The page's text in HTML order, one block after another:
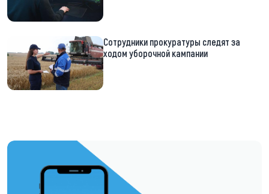
Сотрудники прокуратуры следят за
ходом уборочной кампании
https://t.me/minskctvby